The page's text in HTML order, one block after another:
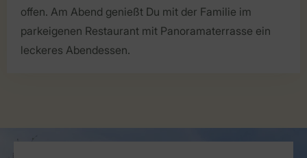
offen. Am Abend genießt Du mit der Familie im
parkeigenen Restaurant mit Panoramaterrasse ein
leckeres Abendessen.